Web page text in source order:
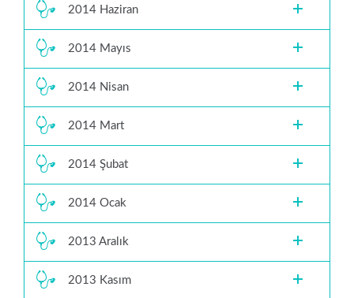
2014 Haziran
2014 Mayıs
2014 Nisan
2014 Mart
2014 Şubat
2014 Ocak
2013 Aralık
2013 Kasım